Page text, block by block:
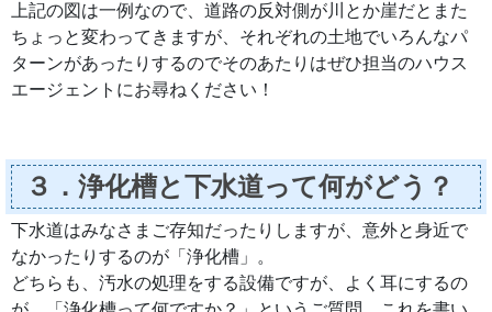
上記の図は一例なので、道路の反対側が川とか崖だとまた
ちょっと変わってきますが、それぞれの土地でいろんなパ
ターンがあったりするのでそのあたりはぜひ担当のハウス
エージェントにお尋ねください！
３．浄化槽と下水道って何がどう？
下水道はみなさまご存知だったりしますが、意外と身近で
なかったりするのが「浄化槽」。
どちらも、汚水の処理をする設備ですが、よく耳にするの